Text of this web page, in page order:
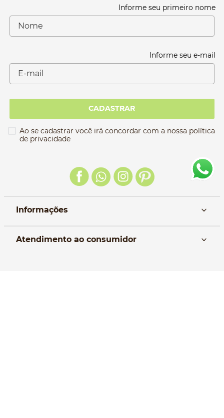
Informe seu primeiro nome
Informe seu e-mail
CADASTRAR
Ao se cadastrar você irá concordar com a nossa política
de privacidade
Informações
Atendimento ao consumidor